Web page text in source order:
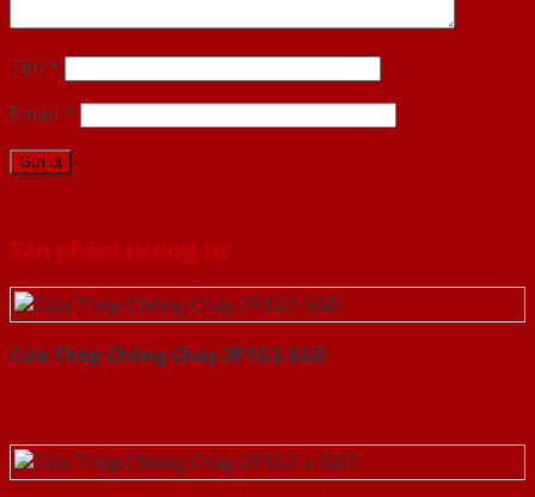
Tên *
Email *
Sản phẩm tương tự
Cửa Thép Chống Cháy 2P1G2-SGD